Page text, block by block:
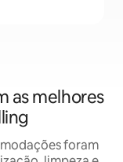
as melhores
foram